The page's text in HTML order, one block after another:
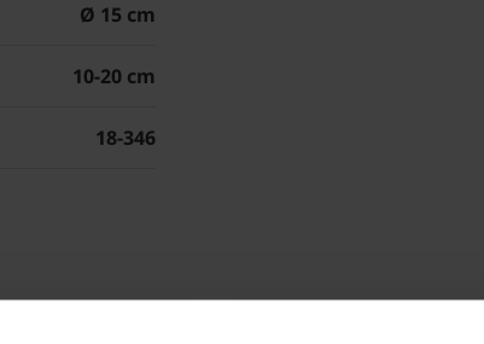
Ø 15 cm
10-20 cm
18-346
bodemmilieu. Strooi